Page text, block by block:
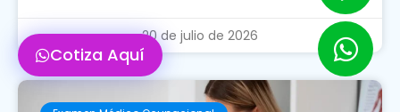
20 de julio de 2026
Cotiza Aquí